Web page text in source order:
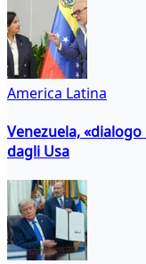
America Latina
Venezuela,
dagli Usa